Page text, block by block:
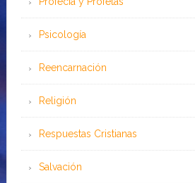
Psicología
Reencarnación
Religión
Respuestas Cristianas
Salvación